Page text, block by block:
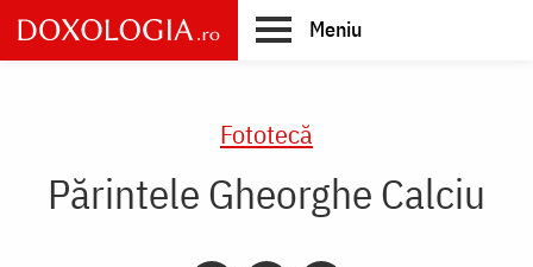
Skip
to
main
Meniu
Fototecă
Părintele Gheorghe Calciu